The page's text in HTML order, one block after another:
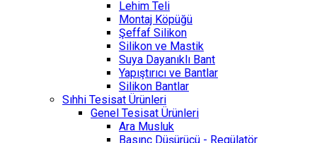
Lehim Teli
Montaj Köpüğü
Şeffaf Silikon
Silikon ve Mastik
Suya Dayanıklı Bant
Yapıştırıcı ve Bantlar
Silikon Bantlar
Sıhhi Tesisat Ürünleri
Genel Tesisat Ürünleri
Ara Musluk
Basınç Düşürücü - Regülatör